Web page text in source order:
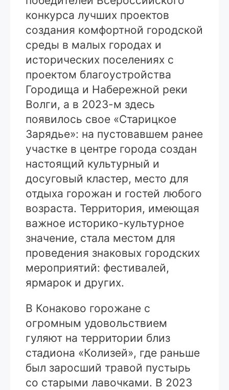
конкурса лучших проектов
создания комфортной городской
среды в малых городах и
исторических поселениях с
проектом благоустройства
Городища и Набережной реки
Волги, а в 2023-м здесь
появилось свое «Старицкое
Зарядье»: на пустовавшем ранее
участке в центре города создан
настоящий культурный и
досуговый кластер, место для
отдыха горожан и гостей любого
возраста. Территория, имеющая
важное историко-культурное
значение, стала местом для
проведения знаковых городских
мероприятий: фестивалей,
ярмарок и других.
В Конаково горожане с
огромным удовольствием
гуляют на территории близ
стадиона «Колизей», где раньше
был заросший травой пустырь
со старыми лавочками. В 2023